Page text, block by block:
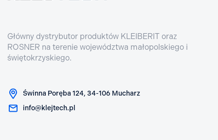
Główny dystrybutor produktów KLEIBERIT oraz
ROSNER na terenie województwa małopolskiego i
świętokrzyskiego.
Świnna Poręba 124, 34-106 Mucharz
info@klejtech.pl